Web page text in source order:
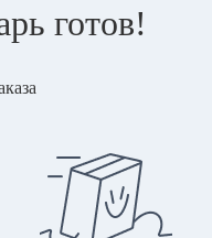
готов!